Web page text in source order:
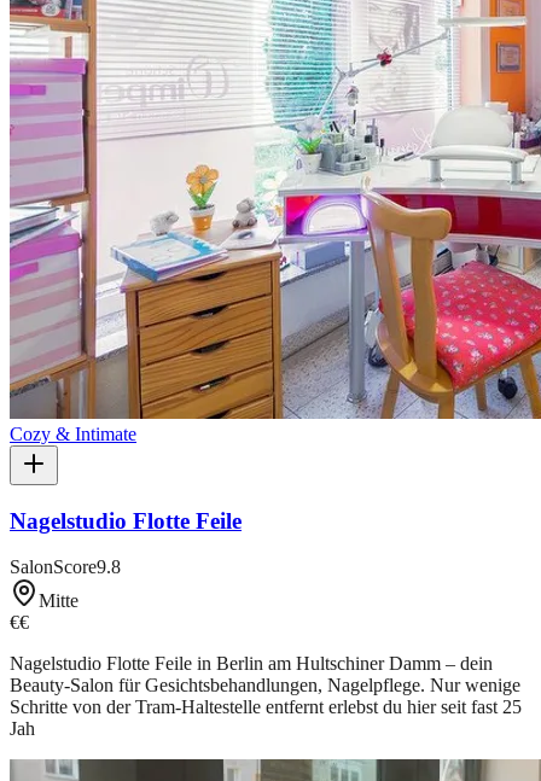
Cozy & Intimate
Nagelstudio Flotte Feile
SalonScore9.8
Mitte
€€
Nagelstudio Flotte Feile in Berlin am Hultschiner Damm – dein
Beauty-Salon für Gesichtsbehandlungen, Nagelpflege. Nur wenige
Schritte von der Tram-Haltestelle entfernt erlebst du hier seit fast 25
Jah